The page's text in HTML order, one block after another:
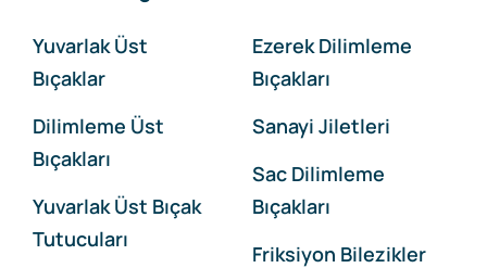
Yuvarlak Üst
Bıçaklar
Dilimleme Üst
Bıçakları
Yuvarlak Üst Bıçak
Tutucuları
Ezerek Dilimleme
Bıçakları
Sanayi Jiletleri
Sac Dilimleme
Bıçakları
Friksiyon Bilezikler